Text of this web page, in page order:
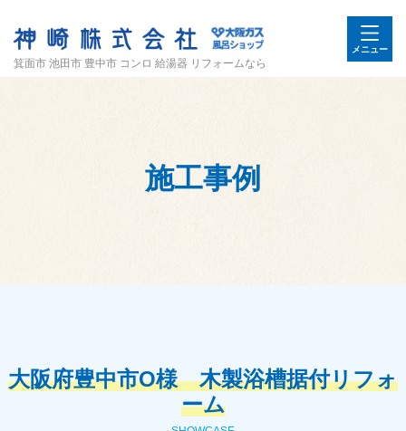
メニュー
箕面市 池田市 豊中市 コンロ 給湯器 リフォームなら
施工事例
大阪府豊中市O様 木製浴槽据付リフォ
ーム